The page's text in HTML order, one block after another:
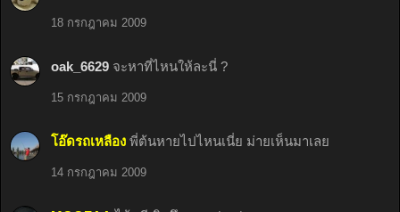
18 กรกฎาคม 2009
oak_6629 จะหาที่ไหนให้ละนี่ ?
15 กรกฎาคม 2009
โอ๊ดรถเหลือง พี่ต้นหายไปไหนเนี่ย ม่ายเห็นมาเลย
14 กรกฎาคม 2009